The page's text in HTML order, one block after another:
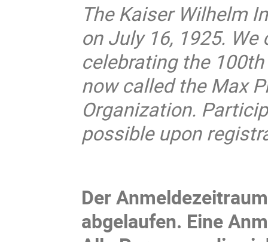
The Kaiser Wilhelm
on July 16, 1925.
celebrating the
now called the Max
Organization.
possible upon
Der
abgelaufen. Eine